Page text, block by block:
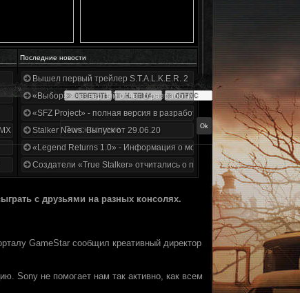
Последние новости
1.3.5.ООП.МА.К.
Вышел первый трейлер S.T.A.L.K.E.R. 2
«Выбор» - четвертый отчет о разработке!
«SFZ Project» - полная версия в разработке!
Stalker News. Выпуск от 29.06.20
«Legend Returns 1.0» - Информация о моде за июнь 2020
Создатели «True Stalker» отчитались о проделанной работе
с друзьями на разных консолях.
GameStar сообщил креативный директор
Sony не помогает нам так активно, как всем